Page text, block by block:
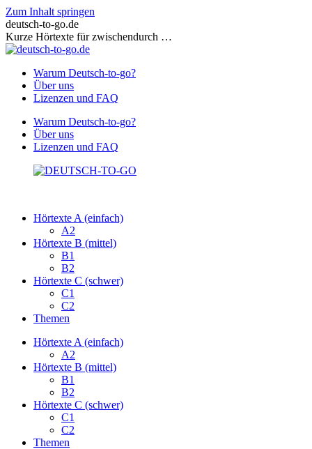
Zum Inhalt springen
deutsch-to-go.de
Kurze Hörtexte für zwischendurch …
Warum Deutsch-to-go?
Über uns
Lizenzen und FAQ
Warum Deutsch-to-go?
Über uns
Lizenzen und FAQ
Hörtexte A (einfach)
A2
Hörtexte B (mittel)
B1
B2
Hörtexte C (schwer)
C1
C2
Themen
Hörtexte A (einfach)
A2
Hörtexte B (mittel)
B1
B2
Hörtexte C (schwer)
C1
C2
Themen